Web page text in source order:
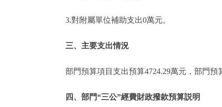
3.對附屬單位補助支出0萬元。
三、主要支出情況
部門預算項目支出預算4724.29萬元，部門預
四、部門“三公”經費財政撥款預算説明